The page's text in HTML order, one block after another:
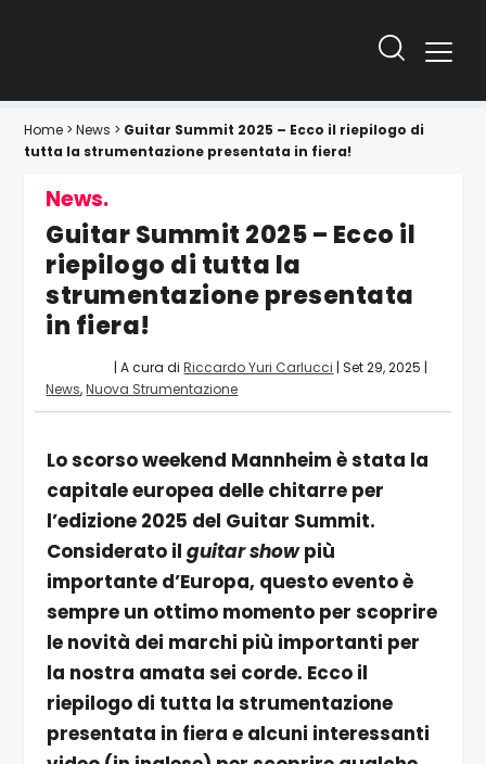
Home >News > Guitar Summit 2025 – Ecco il riepilogo di
tutta la strumentazione presentata in fiera!
News.
Guitar Summit 2025 – Ecco il
riepilogo di tutta la
strumentazione presentata
in fiera!
| A cura diRiccardo Yuri Carlucci |Set 29, 2025 |
News,Nuova Strumentazione
Lo scorso weekend Mannheim è stata la
capitale europea delle chitarre per
l’edizione 2025 del Guitar Summit.
Considerato il guitar showpiù
importante d’Europa, questo evento è
sempre un ottimo momento per scoprire
le novità dei marchi più importanti per
la nostra amata sei corde. Ecco il
riepilogo di tutta la strumentazione
presentata in fiera e alcuni interessanti